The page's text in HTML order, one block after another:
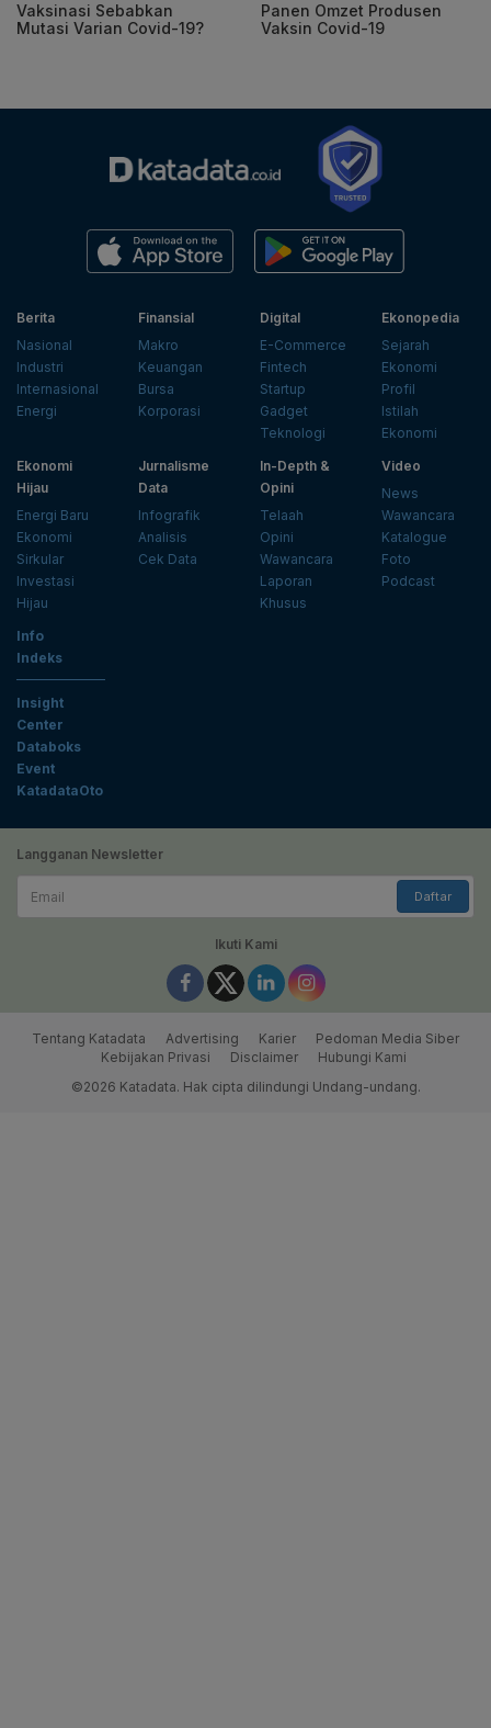
Vaksinasi Sebabkan
Mutasi Varian Covid-19?
Panen Omzet Produsen
Vaksin Covid-19
Berita
Nasional
Industri
Internasional
Energi
Finansial
Makro
Keuangan
Bursa
Korporasi
Digital
E-Commerce
Fintech
Startup
Gadget
Teknologi
Ekonopedia
Sejarah
Ekonomi
Profil
Istilah
Ekonomi
Ekonomi
Hijau
Energi Baru
Ekonomi
Sirkular
Investasi
Hijau
Jurnalisme
Data
Infografik
Analisis
Cek Data
In-Depth &
Opini
Telaah
Opini
Wawancara
Laporan
Khusus
Video
News
Wawancara
Katalogue
Foto
Podcast
Info
Indeks
Insight
Center
Databoks
Event
KatadataOto
Langganan Newsletter
Daftar
Ikuti Kami
Tentang Katadata Advertising Karier
Pedoman Media Siber
Kebijakan Privasi
Disclaimer
Hubungi Kami
©2026 Katadata. Hak cipta dilindungi Undang-undang.